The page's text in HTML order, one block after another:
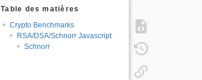
Table des matières
Crypto Benchmarks
RSA/DSA/Schnorr Javascript
Schnorr